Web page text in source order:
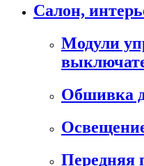
Салон,
Модули
Обшивка
Передняя